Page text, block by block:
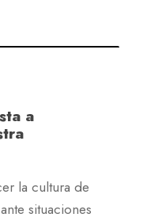
a
la cultura de
situaciones